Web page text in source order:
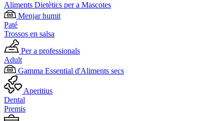
Aliments Dietètics per a Mascotes
Menjar humit
Paté
Trossos en salsa
Per a professionals
Adult
Gamma Essential d'Aliments secs
Aperitius
Dental
Premis